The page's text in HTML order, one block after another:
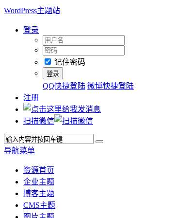
WordPress主题站
登录
记住密码
QQ快捷登陆 微博快捷登陆
注册
扫描微信
导航菜单
资源首页
企业主题
博客主题
CMS主题